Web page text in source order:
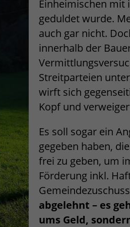
Einheimischen mit
geduldet wurde.
auch gar nicht.
innerhalb der
Streitparteien
wirft sich
Kopf und
Es soll sogar ein
gegeben haben,
frei zu geben, um
Förderung inkl.
abgelehnt – es
ums Geld,